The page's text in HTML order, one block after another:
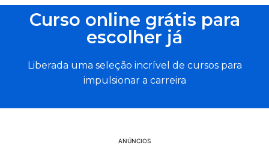
Curso online grátis para
escolher já
Liberada uma seleção incrível de cursos para
impulsionar a carreira
ANÚNCIOS